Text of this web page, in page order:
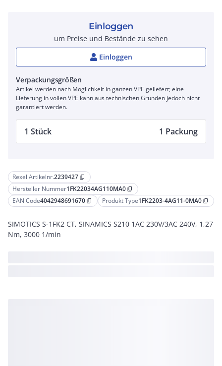
Rexel Artikelnr.2239427 content_copy
Hersteller Nummer1FK22034AG110MA0 content_copy
EAN Code4042948691670 content_copy Produkt Type1FK2203-4AG11-0MA0 content_copy
SIMOTICS S-1FK2 CT, SINAMICS S210 1AC 230V/3AC 240V, 1,27
Nm, 3000 1/min
Einloggen
um Preise und Bestände zu sehen
Einloggen
Verpackungsgrößen
Artikel werden nach Möglichkeit in ganzen VPE geliefert; eine
Lieferung in vollen VPE kann aus technischen Gründen jedoch nicht
garantiert werden.
1 Stück 1 Packung